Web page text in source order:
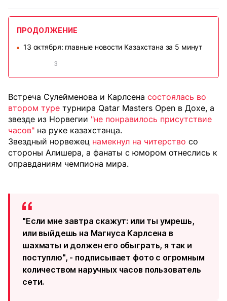
ПРОДОЛЖЕНИЕ
■ 13 октября: главные новости Казахстана за 5 минут
3
Встреча Сулейменова и Карлсена состоялась во
втором туре турнира Qatar Masters Open в Дохе, а
звезде из Норвегии "не понравилось присутствие
часов" на руке казахстанца.
Звездный норвежец намекнул на читерство со
стороны Алишера, а фанаты с юмором отнеслись к
оправданиям чемпиона мира.
"Если мне завтра скажут: или ты умрешь,
или выйдешь на Магнуса Карлсена в
шахматы и должен его обыграть, я так и
поступлю", - подписывает фото с огромным
количеством наручных часов пользователь
сети.